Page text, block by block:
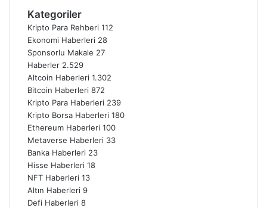
Kategoriler
Kripto Para Rehberi 112
Ekonomi Haberleri 28
Sponsorlu Makale 27
Haberler 2.529
Altcoin Haberleri 1.302
Bitcoin Haberleri 872
Kripto Para Haberleri 239
Kripto Borsa Haberleri 180
Ethereum Haberleri 100
Metaverse Haberleri 33
Banka Haberleri 23
Hisse Haberleri 18
NFT Haberleri 13
Altın Haberleri 9
Defi Haberleri 8